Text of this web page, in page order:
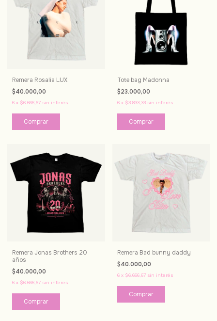
Remera Rosalia LUX
$40.000,00
6 x $6.666,67 sin interés
Comprar
Tote bag Madonna
$23.000,00
6 x $3.833,33 sin interés
Remera Jonas Brothers 20
años
$40.000,00
6 x $6.666,67 sin interés
Comprar
Remera Bad bunny daddy
$40.000,00
6 x $6.666,67 sin interés
Comprar